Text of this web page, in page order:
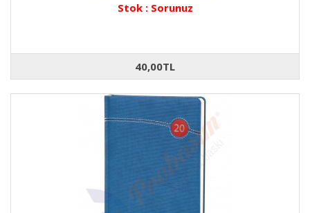
Stok : Sorunuz
40,00TL